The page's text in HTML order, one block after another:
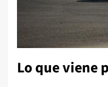
Lo que viene